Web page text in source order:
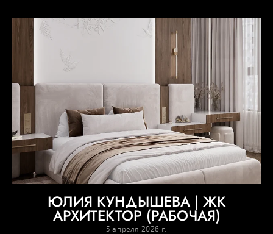
ЮЛИЯ КУНДЫШЕВА | ЖК
АРХИТЕКТОР (РАБОЧАЯ)
5 апреля 2026 г.